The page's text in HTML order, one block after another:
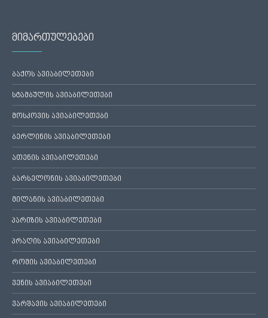
მიმართულებები
ბაქოს ავიაბილეთები
სტამბულის ავიაბილეთები
მოსკოვის ავიაბილეთები
ბერლინის ავიაბილეთები
ათენის ავიაბილეთები
ბარსელონის ავიაბილეთები
მილანის ავიაბილეთები
პარიზის ავიაბილეთები
პრაღის ავიაბილეთები
რომის ავიაბილეთები
ვენის ავიაბილეთები
ვარშავის ავიაბილეთები